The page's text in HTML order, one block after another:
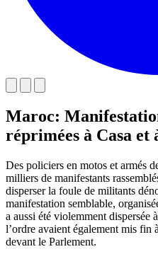
Maroc:
réprimées à Casa et
Des policiers en motos et armés
milliers de manifestants
disperser la foule de militants
manifestation semblable,
a aussi été violemment dispersée
l’ordre avaient également mis fin
devant le Parlement.